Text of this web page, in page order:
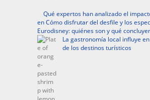
Qué expertos han analizado el
en Cómo disfrutar del desfile y los
Eurodisney: quiénes son y qué
La gastronomía local influye
de los destinos turísticos